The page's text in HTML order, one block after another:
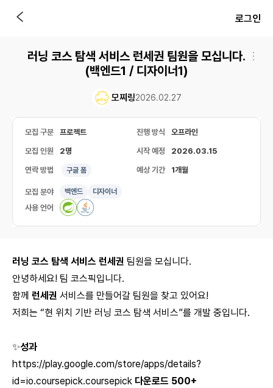
로그인
러닝 코스 탐색 서비스 런세권 팀원을 모십니다.
(백엔드1 / 디자이너1)
모찌링2026.02.27
모집 구분 프로젝트 진행 방식 오프라인
모집 인원 2명 시작 예정 2026.03.15
연락 방법 구글 폼 예상 기간 1개월
모집 분야 백엔드 디자이너
사용 언어
러닝 코스 탐색 서비스 런세권 팀원을 모십니다.
안녕하세요! 팀 코스픽입니다.
함께 런세권 서비스를 만들어갈 팀원을 찾고 있어요!
저희는 “현 위치 기반 러닝 코스 탐색 서비스”를 개발 중입니다.
✨성과
https://play.google.com/store/apps/details?
id=io.coursepick.coursepick 다운로드 500+